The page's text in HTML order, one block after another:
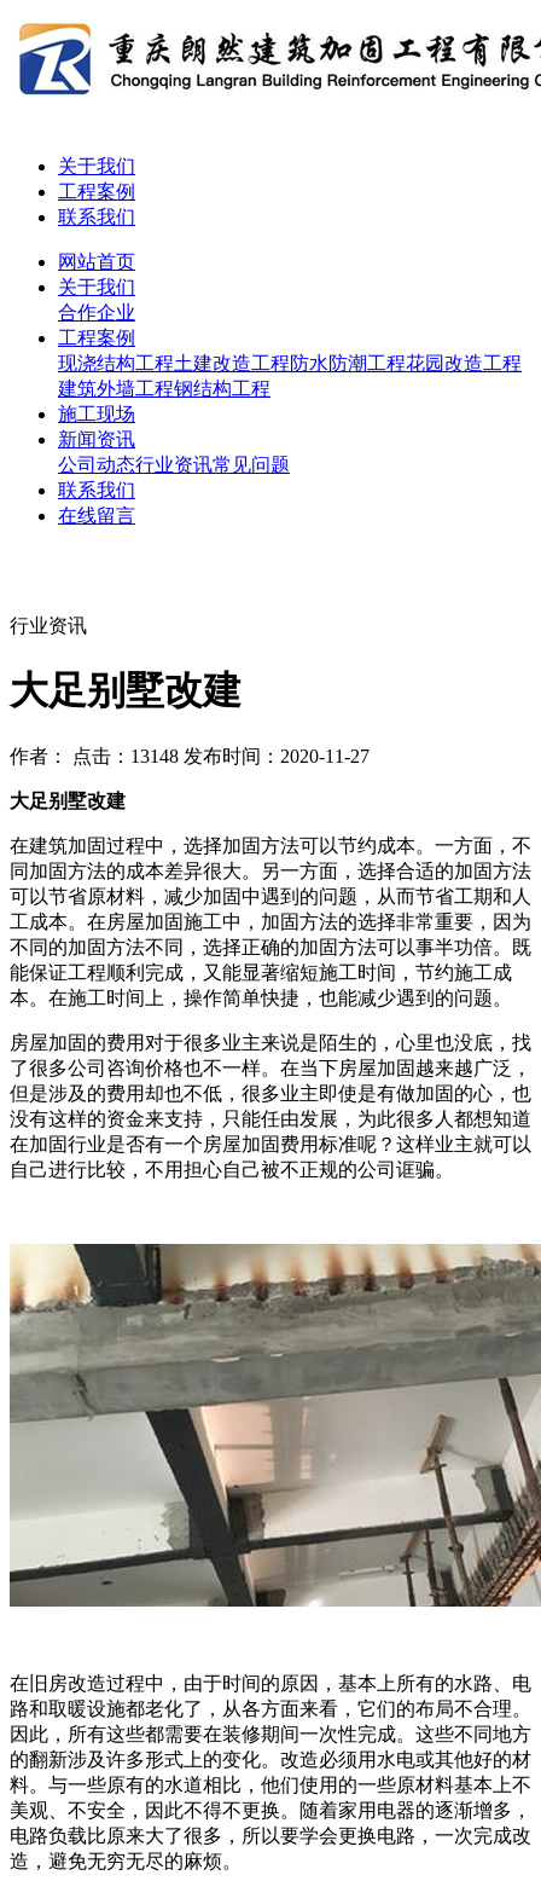
关于我们
工程案例
联系我们
网站首页
关于我们
合作企业
工程案例
现浇结构工程土建改造工程防水防潮工程花园改造工程
建筑外墙工程钢结构工程
施工现场
新闻资讯
公司动态行业资讯常见问题
联系我们
在线留言
行业资讯
大足别墅改建
作者： 点击：13148 发布时间：2020-11-27
大足别墅改建
在建筑加固过程中，选择加固方法可以节约成本。一方面，不
同加固方法的成本差异很大。另一方面，选择合适的加固方法
可以节省原材料，减少加固中遇到的问题，从而节省工期和人
工成本。在房屋加固施工中，加固方法的选择非常重要，因为
不同的加固方法不同，选择正确的加固方法可以事半功倍。既
能保证工程顺利完成，又能显著缩短施工时间，节约施工成
本。在施工时间上，操作简单快捷，也能减少遇到的问题。
房屋加固的费用对于很多业主来说是陌生的，心里也没底，找
了很多公司咨询价格也不一样。在当下房屋加固越来越广泛，
但是涉及的费用却也不低，很多业主即使是有做加固的心，也
没有这样的资金来支持，只能任由发展，为此很多人都想知道
在加固行业是否有一个房屋加固费用标准呢？这样业主就可以
自己进行比较，不用担心自己被不正规的公司诓骗。
在旧房改造过程中，由于时间的原因，基本上所有的水路、电
路和取暖设施都老化了，从各方面来看，它们的布局不合理。
因此，所有这些都需要在装修期间一次性完成。这些不同地方
的翻新涉及许多形式上的变化。改造必须用水电或其他好的材
料。与一些原有的水道相比，他们使用的一些原材料基本上不
美观、不安全，因此不得不更换。随着家用电器的逐渐增多，
电路负载比原来大了很多，所以要学会更换电路，一次完成改
造，避免无穷无尽的麻烦。